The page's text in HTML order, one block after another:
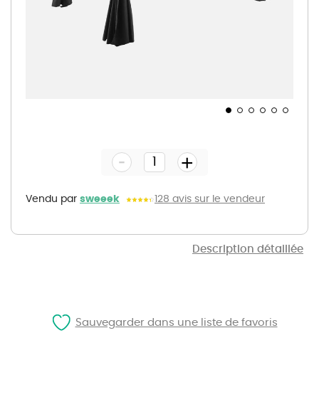
Description détaillée
gallery
Vendu par sweeek 128 avis sur le vendeur
- +
Sauvegarder dans une liste de favoris